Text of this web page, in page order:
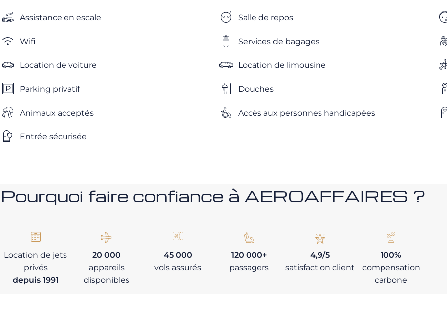
Assistance en escale Salle de repos
Wifi Services de bagages
Location de voiture Location de limousine
Parking privatif Douches
Animaux acceptés Accès aux personnes handicapées
Entrée sécurisée
Pourquoi faire confiance à AEROAFFAIRES ?
Location de jets
privés
depuis 1991
20 000
appareils
disponibles
45 000
vols assurés
120 000+
passagers
4,9/5
satisfaction client
100%
compensation
carbone